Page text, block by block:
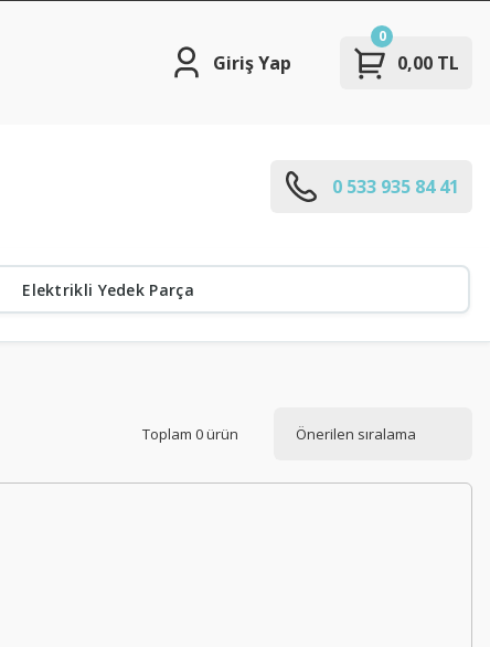
Giriş Yap 0,00 TL
0
0 533 935 84 41
Elektrikli Yedek Parça
Toplam 0 ürün